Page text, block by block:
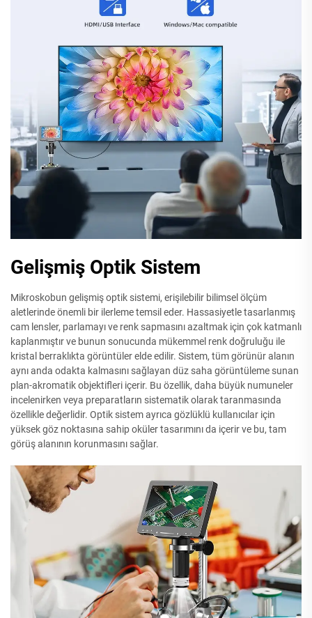
Gelişmiş Optik Sistem
Mikroskobun gelişmiş optik sistemi, erişilebilir bilimsel ölçüm
aletlerinde önemli bir ilerleme temsil eder. Hassasiyetle tasarlanmış
cam lensler, parlamayı ve renk sapmasını azaltmak için çok katmanlı
kaplanmıştır ve bunun sonucunda mükemmel renk doğruluğu ile
kristal berraklıkta görüntüler elde edilir. Sistem, tüm görünür alanın
aynı anda odakta kalmasını sağlayan düz saha görüntüleme sunan
plan-akromatik objektifleri içerir. Bu özellik, daha büyük numuneler
incelenirken veya preparatların sistematik olarak taranmasında
özellikle değerlidir. Optik sistem ayrıca gözlüklü kullanıcılar için
yüksek göz noktasına sahip oküler tasarımını da içerir ve bu, tam
görüş alanının korunmasını sağlar.